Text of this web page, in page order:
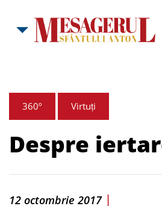
360º Virtuți
Despre
12 octombrie 2017 |